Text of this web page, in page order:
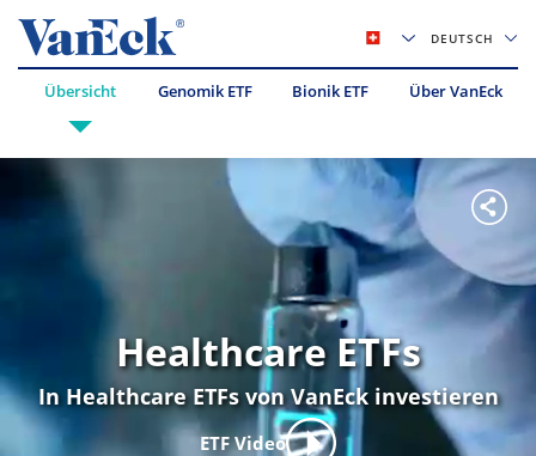
DEUTSCH
Übersicht Genomik ETF Bionik ETF Über VanEck
Healthcare ETFs
In Healthcare ETFs von VanEck investieren
ETF Video